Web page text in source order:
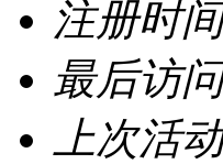
注册时间
最后访问
上次活